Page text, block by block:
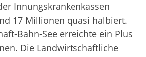
Innungskrankenkassen
17 Millionen quasi halbiert.
Bahn-See erreichte ein Plus
Die Landwirtschaftliche